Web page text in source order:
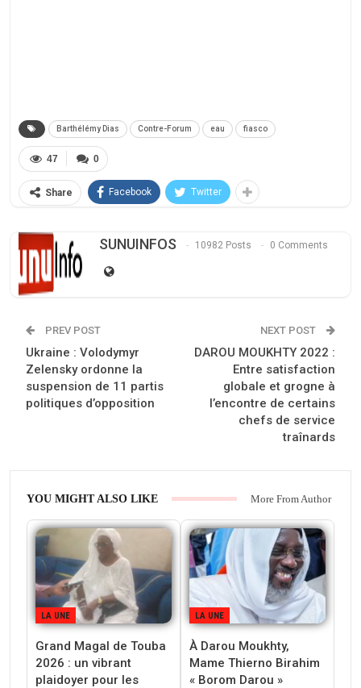
Barthélémy Dias Contre-Forum eau fiasco
0
47
Share Facebook Twitter
SUNUINFOS 10982 Posts 0 Comments
PREV POST
Ukraine : Volodymyr
Zelensky ordonne la
suspension de 11 partis
politiques d’opposition
NEXT POST
DAROU MOUKHTY 2022 :
Entre satisfaction
globale et grogne à
l’encontre de certains
chefs de service
traînards
YOU MIGHT ALSO LIKE More From Author
LA UNE
Grand Magal de Touba
2026 : un vibrant
plaidoyer pour les
LA UNE
À Darou Moukhty,
Mame Thierno Birahim
« Borom Darou »